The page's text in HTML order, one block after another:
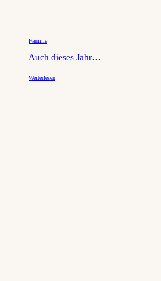
Familie
Auch dieses Jahr…
Weiterlesen